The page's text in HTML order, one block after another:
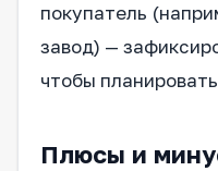
покупатель
завод) —
чтобы
Плюсы и